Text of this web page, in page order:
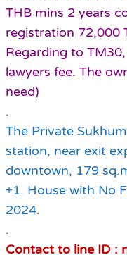
THB mins 2 years
registration 72,000
Regarding to
lawyers fee. The
need)
.
The Private
station, near exit
downtown, 179
+1. House with No
2024.
.
Contact to line ID :